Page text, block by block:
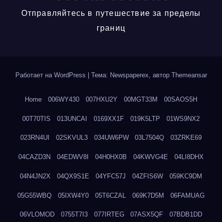
Отправляйтесь в путешествие за пределы
границ
Работает на WordPress Тема: Newspaperex, автор Themeansar
Home 006WY430 007HXU2Y 00MGT33M 00SAOS5H
00T70TIS 013UNCAI 0169XX1F 019K5LTP 01WS9NX2
023RN4UI 02SKVUL3 034UW6PW 03L7504Q 03ZRKE69
04CAZD3N 04EDWV8I 04H0HX0B 04KWVG4E 04LI8DHX
04N4JN2X 04QX9S1E 04YFC57J 04ZFIS6W 059KC9DM
05G55WBQ 05IXW4Y0 05T6CZAL 069K7D5M 06FAMUAG
06VLOMOD 0755T7I3 077IRTEG 07ASX5QF 07BDB1DD